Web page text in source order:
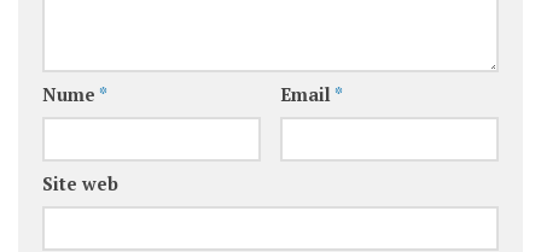
Nume * Email *
Site web